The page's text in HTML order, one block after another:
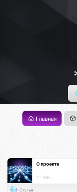
Главная
О проекте
< 1 мин.
Статья